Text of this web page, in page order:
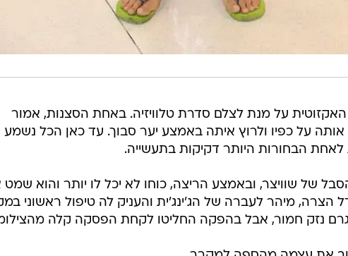
האקזוטית על מנת לצלם סדרת טלוויזיה. באחת הסצנות, אמור
על כפיו ולרוץ איתה באמצע יער סבוך. עד כאן הכל נשמע
לאחת הבחורות היותר דקיקות בתעשייה.
של שוויצר, ובאמצע הריצה, כוחו לא יכל לו יותר והוא
הצרה, מיהר לעברה של הג'ינג'ית והעניק לה טיפול ראשוני
נזק חמור, אבל בהפקה החליטו לקחת הפסקה קלה